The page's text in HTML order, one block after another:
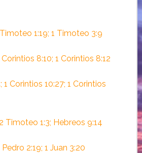
1:19; 1 Timoteo 3:9
8:10; 1 Corintios 8:12
1 Corintios 10:27; 1 Corintios
Timoteo 1:3; Hebreos 9:14
2:19; 1 Juan 3:20